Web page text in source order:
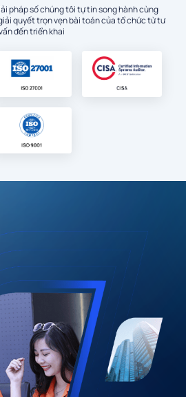
pháp số chúng tôi tự tin song hành cùng
quyết trọn vẹn bài toán của tổ chức từ tư
đến triển khai